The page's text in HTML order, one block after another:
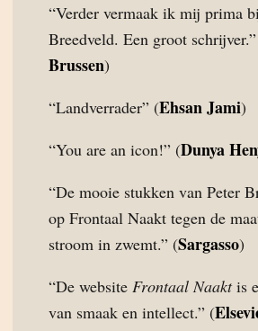
“Verder vermaak ik mij prima
Breedveld. Een groot
Brussen)
“Landverrader” (Ehsan Jami)
“You are an icon!” (Dunya
“De mooie stukken van Peter
op Frontaal Naakt tegen de
stroom in zwemt.” (Sargasso)
“De website Frontaal Naaktis
van smaak en intellect.” (